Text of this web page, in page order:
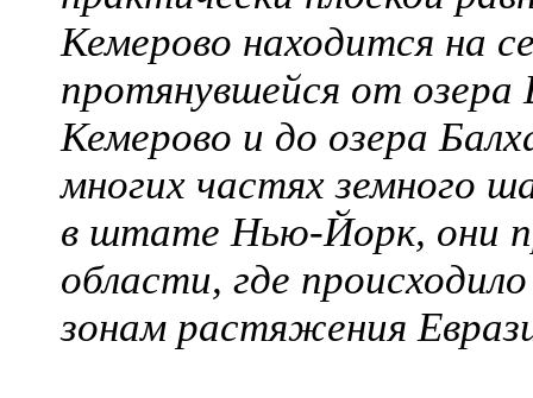
Кемерово находится на
протянувшейся от озера
Кемерово и до озера
многих частях земного
в штате Нью-Йорк, они
области, где
зонам растяжения